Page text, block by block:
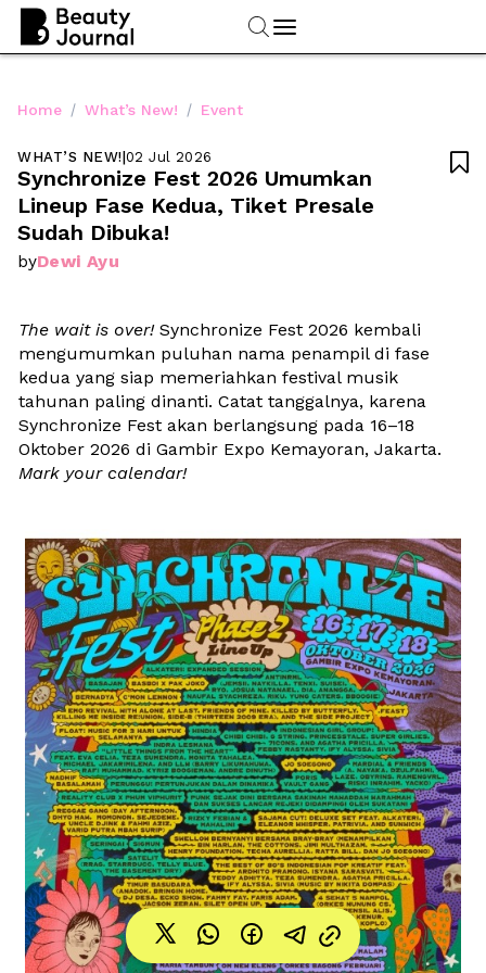
Home / What’s New! / Event
WHAT’S NEW!|02 Jul 2026
Synchronize Fest 2026 Umumkan
Lineup Fase Kedua, Tiket Presale
Sudah Dibuka!
byDewi Ayu

The wait is over! Synchronize Fest 2026 kembali
mengumumkan puluhan nama penampil di fase
kedua yang siap memeriahkan festival musik
tahunan paling dinanti. Catat tanggalnya, karena
Synchronize Fest akan berlangsung pada 16–18
Mark your calendar!